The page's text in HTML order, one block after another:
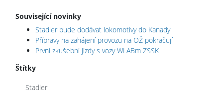
Související novinky
Stadler bude dodávat lokomotivy do Kanady
Přípravy na zahájení provozu na OŽ pokračují
První zkušební jízdy s vozy WLABm ZSSK
Štítky
Stadler